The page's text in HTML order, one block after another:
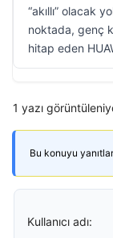
“akıllı” olacak
noktada, genç
hitap eden
1 yazı
Bu konuyu
Kullanıcı adı: